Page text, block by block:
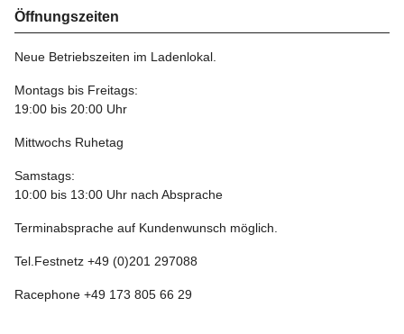
Öffnungszeiten
Neue Betriebszeiten im Ladenlokal.
Montags bis Freitags:
19:00 bis 20:00 Uhr
Mittwochs Ruhetag
Samstags:
10:00 bis 13:00 Uhr nach Absprache
Terminabsprache auf Kundenwunsch möglich.
Tel.Festnetz +49 (0)201 297088
Racephone +49 173 805 66 29